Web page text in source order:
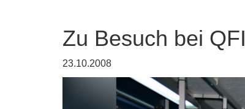
Zu Besuch bei QFI
23.10.2008